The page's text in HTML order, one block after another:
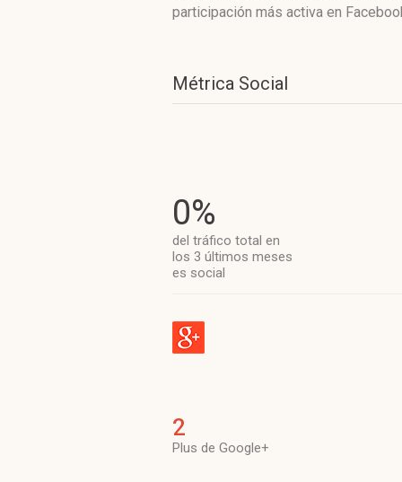
participación más activa en
Métrica Social
0%
del tráfico total en
los 3 últimos meses
es social
2
Plus de Google+